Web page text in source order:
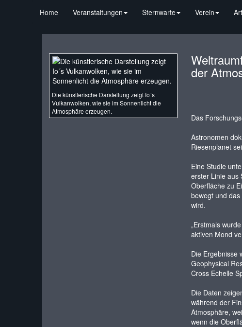
Home Veranstaltungen Sternwarte Verein
Die künstlerische Darstellung zeigt Io´s
Vulkanwolken, wie sie im Sonnenlicht die
Atmosphäre erzeugen.
der
Das
Astronomen
Riesenplanet
Eine Studie
erster Linie aus
Oberfläche zu
bewegt und
wird.
„Erstmals
aktiven Mond
Die Ergebnisse
Geophysical
Cross Echelle
Die Daten
während der
Atmosphäre,
wenn die